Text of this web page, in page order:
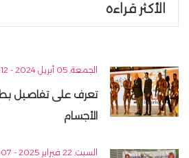
الأكثر قراءه
الجمعة, 05 أبريل 2024 - 01:12 م
تعرف على تفاصيل
الأجسام
السبت, 22 فبراير 2025 - 11:07 م